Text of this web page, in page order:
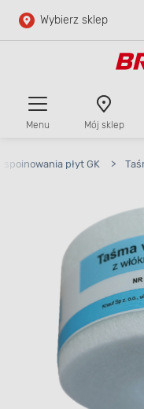
Przejdź do głównej
Wybierz sklep
Menu Mój sklep
spoinowania płyt GK >